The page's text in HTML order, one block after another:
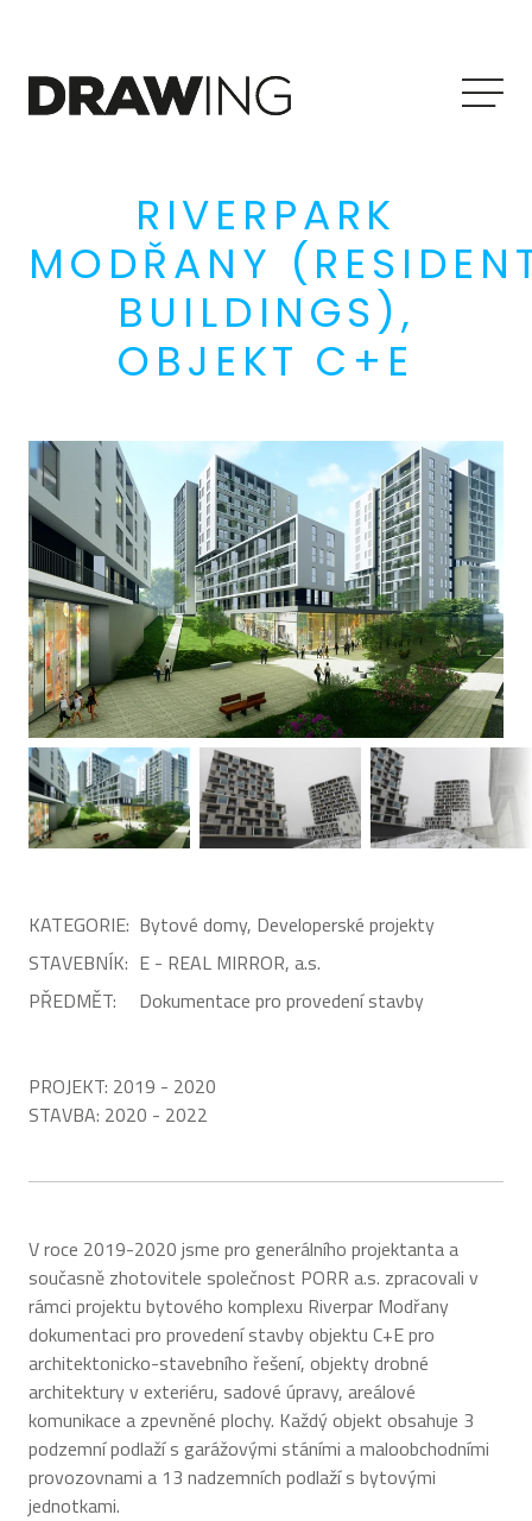
RIVERPARK
MODŘANY
BUILDINGS),
OBJEKT C+E
KATEGORIE: Bytové domy, Developerské projekty
STAVEBNÍK: E - REAL MIRROR, a.s.
PŘEDMĚT:
Dokumentace pro provedení stavby
PROJEKT: 2019 - 2020
STAVBA: 2020 - 2022
V roce 2019-2020 jsme pro generálního projektanta a
současně zhotovitele společnost PORR a.s. zpracovali v
rámci projektu bytového komplexu Riverpar Modřany
dokumentaci pro provedení stavby objektu C+E pro
architektonicko-stavebního řešení, objekty drobné
architektury v exteriéru, sadové úpravy, areálové
komunikace a zpevněné plochy. Každý objekt obsahuje 3
podzemní podlaží s garážovými stáními a maloobchodními
provozovnami a 13 nadzemních podlaží s bytovými
jednotkami.